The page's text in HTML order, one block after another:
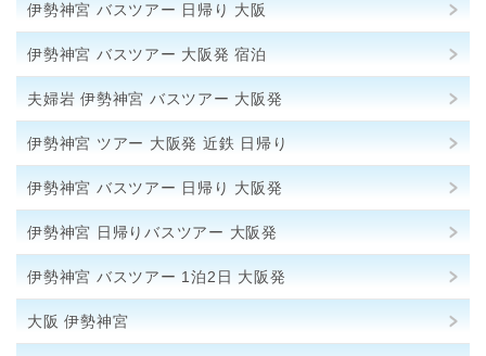
伊勢神宮 バスツアー 日帰り 大阪
伊勢神宮 バスツアー 大阪発 宿泊
夫婦岩 伊勢神宮 バスツアー 大阪発
伊勢神宮 ツアー 大阪発 近鉄 日帰り
伊勢神宮 バスツアー 日帰り 大阪発
伊勢神宮 日帰りバスツアー 大阪発
伊勢神宮 バスツアー 1泊2日 大阪発
大阪 伊勢神宮